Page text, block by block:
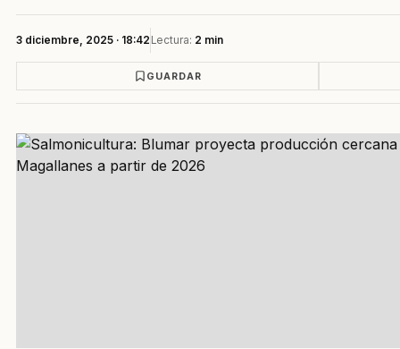
3 diciembre, 2025 · 18:42 Lectura: 2 min
GUARDAR